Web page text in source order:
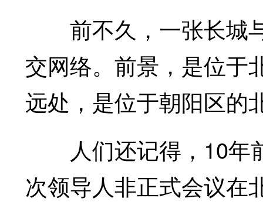
前不久，一张长城与
交网络。前景，是位于
远处，是位于朝阳区的
人们还记得，10年
次领导人非正式会议在